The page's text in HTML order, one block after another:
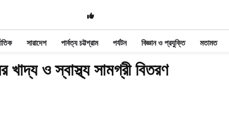
সারাদেশ পার্বত্য চট্টগ্রাম পর্যটন বিজ্ঞান ও প্রযুক্তি মতামত
খাদ্য ও স্বাস্থ্য সামগ্রী বিতরণ